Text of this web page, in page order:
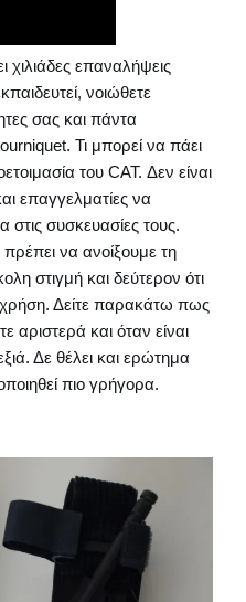
χιλιάδες επαναλήψεις
νοιώθετε
σας και πάντα
Τι μπορεί να πάει
του CAT. Δεν είναι
επαγγελματίες να
συσκευασίες τους.
να ανοίξουμε τη
στιγμή και δεύτερον ότι
χρήση. Δείτε παρακάτω πως
αριστερά και όταν είναι
Δε θέλει και ερώτημα
πιο γρήγορα.